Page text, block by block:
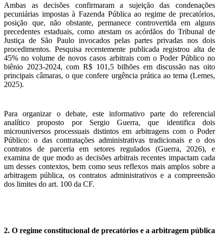
Ambas as decisões confirmaram a sujeição das condenações
pecuniárias impostas à Fazenda Pública ao regime de precatórios,
posição que, não obstante, permanece controvertida em alguns
precedentes estaduais, como atestam os acórdãos do Tribunal de
Justiça de São Paulo invocados pelas partes privadas nos dois
procedimentos. Pesquisa recentemente publicada registrou alta de
45% no volume de novos casos arbitrais com o Poder Público no
biênio 2023-2024, com R$ 101,5 bilhões em discussão nas oito
principais câmaras, o que confere urgência prática ao tema (Lemes,
2025).
Para organizar o debate, este informativo parte do referencial
analítico proposto por Sergio Guerra, que identifica dois
microuniversos processuais distintos em arbitragens com o Poder
Público: o das contratações administrativas tradicionais e o dos
contratos de parceria em setores regulados (Guerra, 2026), e
examina de que modo as decisões arbitrais recentes impactam cada
um desses contextos, bem como seus reflexos mais amplos sobre a
arbitragem pública, os contratos administrativos e a compreensão
dos limites do art. 100 da CF.
2. O regime constitucional de precatórios e a arbitragem pública